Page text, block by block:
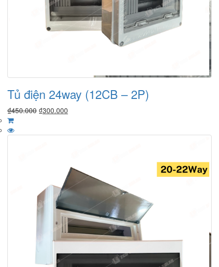
Tủ điện 24way (12CB – 2P)
₫450.000 ₫300.000